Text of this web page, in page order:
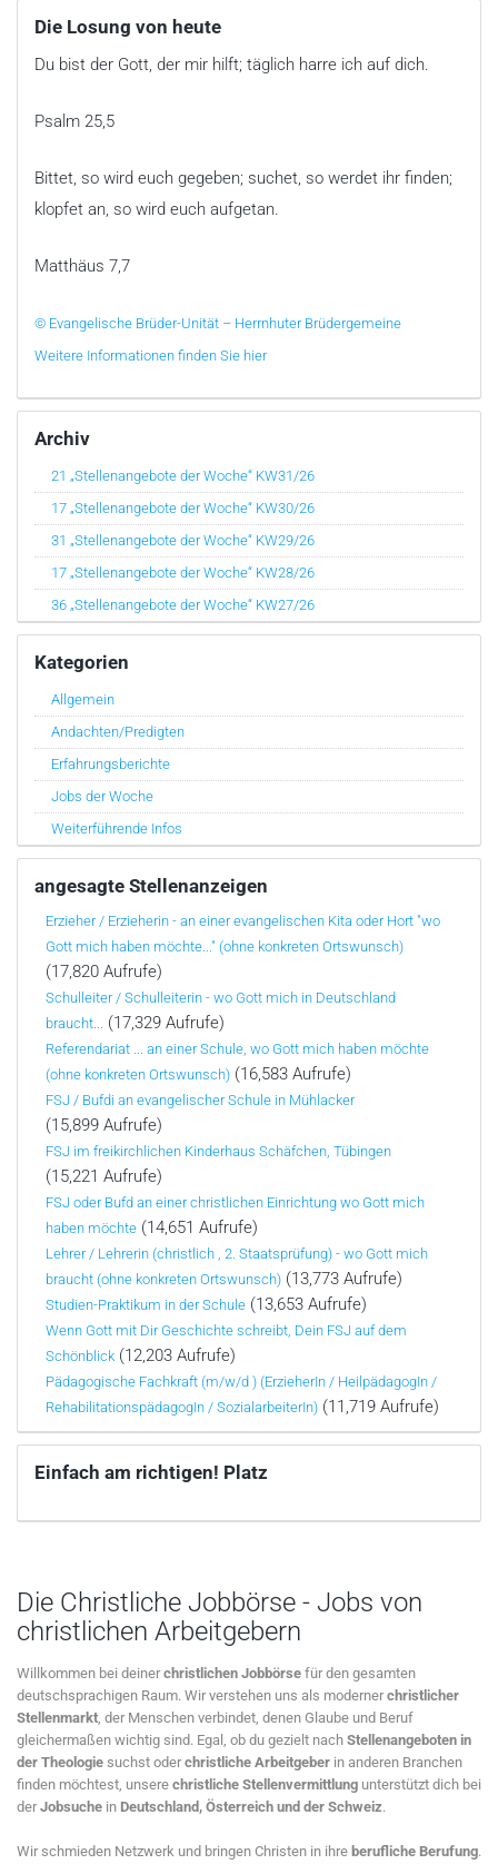
Die Losung von heute
Du bist der Gott, der mir hilft; täglich harre ich auf dich.
Psalm 25,5
Bittet, so wird euch gegeben; suchet, so werdet ihr finden;
klopfet an, so wird euch aufgetan.
Matthäus 7,7
© Evangelische Brüder-Unität – Herrnhuter Brüdergemeine
Weitere Informationen finden Sie hier
Archiv
21 „Stellenangebote der Woche“ KW31/26
17 „Stellenangebote der Woche“ KW30/26
31 „Stellenangebote der Woche“ KW29/26
17 „Stellenangebote der Woche“ KW28/26
36 „Stellenangebote der Woche“ KW27/26
Kategorien
Allgemein
Andachten/Predigten
Erfahrungsberichte
Jobs der Woche
Weiterführende Infos
angesagte Stellenanzeigen
Erzieher / Erzieherin - an einer evangelischen Kita oder Hort "wo
Gott mich haben möchte..." (ohne konkreten Ortswunsch)
(17,820 Aufrufe)
Schulleiter / Schulleiterin - wo Gott mich in Deutschland
braucht... (17,329 Aufrufe)
Referendariat ... an einer Schule, wo Gott mich haben möchte
(ohne konkreten Ortswunsch) (16,583 Aufrufe)
FSJ / Bufdi an evangelischer Schule in Mühlacker
(15,899 Aufrufe)
FSJ im freikirchlichen Kinderhaus Schäfchen, Tübingen
(15,221 Aufrufe)
FSJ oder Bufd an einer christlichen Einrichtung wo Gott mich
haben möchte (14,651 Aufrufe)
Lehrer / Lehrerin (christlich , 2. Staatsprüfung) - wo Gott mich
braucht (ohne konkreten Ortswunsch) (13,773 Aufrufe)
Studien-Praktikum in der Schule (13,653 Aufrufe)
Wenn Gott mit Dir Geschichte schreibt, Dein FSJ auf dem
Schönblick (12,203 Aufrufe)
Pädagogische Fachkraft (m/w/d ) (ErzieherIn / HeilpädagogIn /
RehabilitationspädagogIn / SozialarbeiterIn) (11,719 Aufrufe)
Einfach am richtigen! Platz
Die Christliche Jobbörse - Jobs von
christlichen Arbeitgebern
Willkommen bei deinerchristlichen Jobbörse für den gesamten
deutschsprachigen Raum. Wir verstehen uns als modernerchristlicher
Stellenmarkt, der Menschen verbindet, denen Glaube und Beruf
gleichermaßen wichtig sind. Egal, ob du gezielt nach Stellenangeboten in
der Theologie suchst oderchristliche Arbeitgeber in anderen Branchen
finden möchtest, unsere christliche Stellenvermittlung unterstützt dich bei
derJobsuche in Deutschland, Österreich und der Schweiz.
Wir schmieden Netzwerk und bringen Christen in ihre berufliche Berufung.